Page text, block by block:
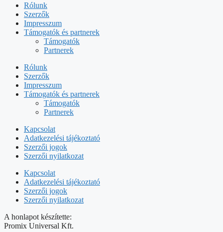
Rólunk
Szerzők
Impresszum
Támogatók és partnerek
Támogatók
Partnerek
Rólunk
Szerzők
Impresszum
Támogatók és partnerek
Támogatók
Partnerek
Kapcsolat
Adatkezelési tájékoztató
Szerzői jogok
Szerzői nyilatkozat
Kapcsolat
Adatkezelési tájékoztató
Szerzői jogok
Szerzői nyilatkozat
A honlapot készítette:
Promix Universal Kft.